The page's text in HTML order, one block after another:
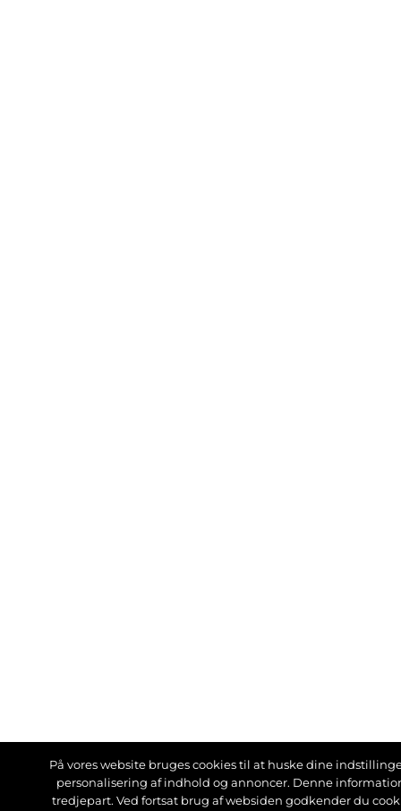
På vores website bruges cookies til at huske dine
personalisering af indhold og annoncer. Denne
tredjepart. Ved fortsat brug af websiden godkender du